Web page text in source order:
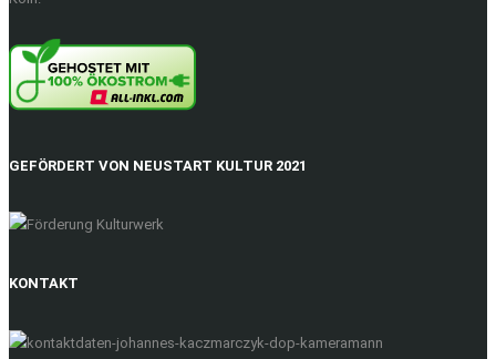
GEFÖRDERT VON NEUSTART KULTUR 2021
KONTAKT